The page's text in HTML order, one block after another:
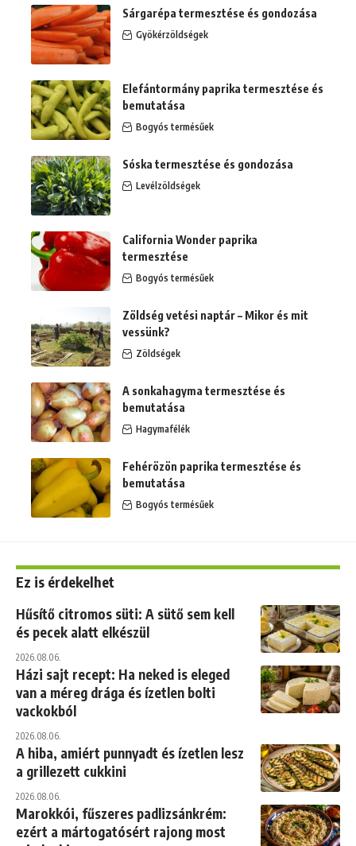
Sárgarépa termesztése és gondozása
Gyökérzöldségek
Elefántormány paprika termesztése és
bemutatása
Bogyós termésűek
Sóska termesztése és gondozása
Levélzöldségek
California Wonder paprika
termesztése
Bogyós termésűek
Zöldség vetési naptár – Mikor és mit
vessünk?
Zöldségek
A sonkahagyma termesztése és
bemutatása
Hagymafélék
Fehérözön paprika termesztése és
bemutatása
Bogyós termésűek
Ez is érdekelhet
Hűsítő citromos süti: A sütő sem kell
és pecek alatt elkészül
2026.08.06.
Házi sajt recept: Ha neked is eleged
van a méreg drága és ízetlen bolti
vackokból
2026.08.06.
A hiba, amiért punnyadt és ízetlen lesz
a grillezett cukkini
2026.08.06.
Marokkói, fűszeres padlizsánkrém:
ezért a mártogatósért rajong most